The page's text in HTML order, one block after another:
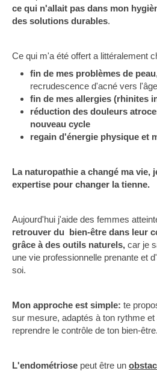
ce qui n'allait pas dans mon
des solutions durables.
Ce qui m'a été offert a littéralement
fin de mes problèmes de peau
recrudescence d'acné vers
fin de mes allergies (rhinites
réduction des douleurs
nouveau cycle
regain d'énergie physique et
La naturopathie a changé ma vie,
expertise pour changer la tienne.
Aujourd'hui j'aide des femmes
retrouver du bien-être dans leur
grâce à des outils naturels, car je
une vie professionnelle prenante et
soi.
Mon approche est simple: te
sur mesure, adaptés à ton rythme
reprendre le contrôle de ton bien-être.
L'endométriose peut être un